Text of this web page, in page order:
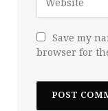
Save my
browser for